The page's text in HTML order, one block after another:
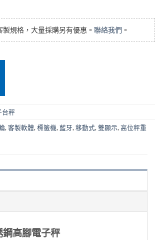
製規格，大量採購另有優惠。 聯絡我們 。
台秤
,客製軟體,標籤機,藍牙,移動式,雙顯示,高位秤重
鋼高腳電子秤